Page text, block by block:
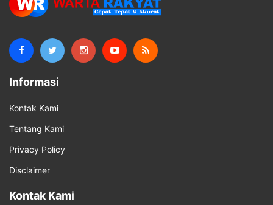
Informasi
Kontak Kami
Tentang Kami
Privacy Policy
Disclaimer
Kontak Kami